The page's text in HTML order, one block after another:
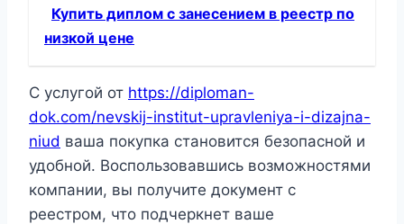
Купить диплом с занесением в реестр по
низкой цене
С услугой от https://diploman-
dok.com/nevskij-institut-upravleniya-i-dizajna-
niud ваша покупка становится безопасной и
удобной. Воспользовавшись возможностями
компании, вы получите документ с
реестром, что подчеркнет ваше